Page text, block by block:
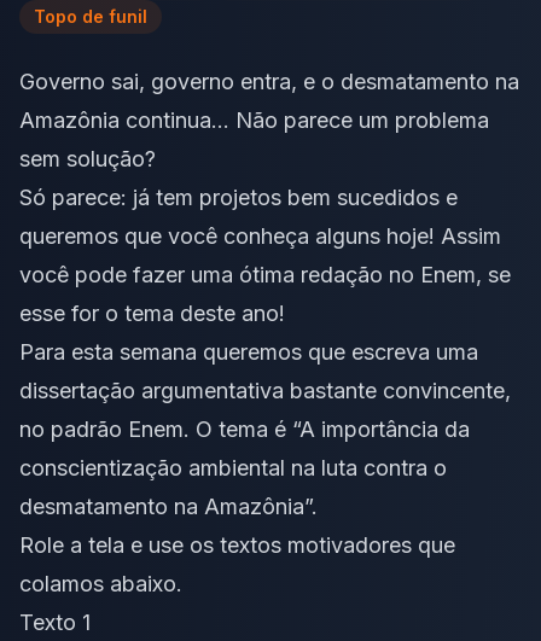
Topo de funil
Governo sai, governo entra, e o desmatamento na
Amazônia continua… Não parece um problema
sem solução?
Só parece: já tem projetos bem sucedidos e
queremos que você conheça alguns hoje! Assim
você pode fazer uma ótima redação no Enem, se
esse for o tema deste ano!
Para esta semana queremos que escreva uma
dissertação argumentativa bastante convincente,
no padrão Enem. O tema é “A importância da
conscientização ambiental na luta contra o
desmatamento na Amazônia”.
Role a tela e use os textos motivadores que
colamos abaixo.
Texto 1